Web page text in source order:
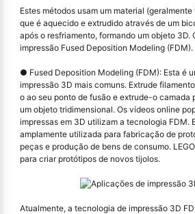
Estes métodos usam um material
que é aquecido e extrudido através de um
após o resfriamento, formando um objeto 3D.
impressão Fused Deposition Modeling (FDM).
● Fused Deposition Modeling (FDM): Esta é
impressão 3D mais comuns. Extrude
o ao seu ponto de fusão e extrude-o camada
um objeto tridimensional. Os vídeos online
impressas em 3D utilizam a tecnologia FDM.
amplamente utilizada para fabricação de
peças e produção de bens de consumo.
para criar protótipos de novos tijolos.
Atualmente, a tecnologia de impressão 3D